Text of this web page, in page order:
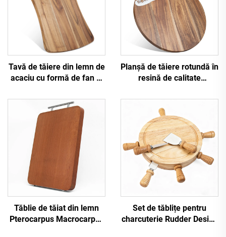
Tavă de tăiere din lemn de
acaciu cu formă de fan și
Planșă de tăiere rotundă în
resină de calitate
oceanică
Tăblie de tăiat din lemn
Pterocarpus Macrocarpus
Set de tăblițe pentru
charcuterie Rudder Design